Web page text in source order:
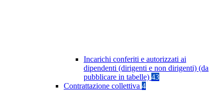
Incarichi conferiti e autorizzati ai
dipendenti (dirigenti e non dirigenti) (da
pubblicare in tabelle) 43
Contrattazione collettiva 4